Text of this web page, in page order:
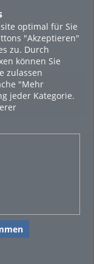
optimal für Sie
"Akzeptieren"
zu. Durch
können Sie
zulassen
"Mehr
jeder Kategorie.